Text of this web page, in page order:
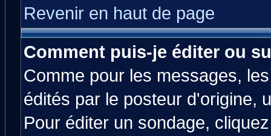
Revenir en haut de page
Comment puis-je éditer ou
Comme pour les messages,
édités par le posteur d'origine,
Pour éditer un sondage,